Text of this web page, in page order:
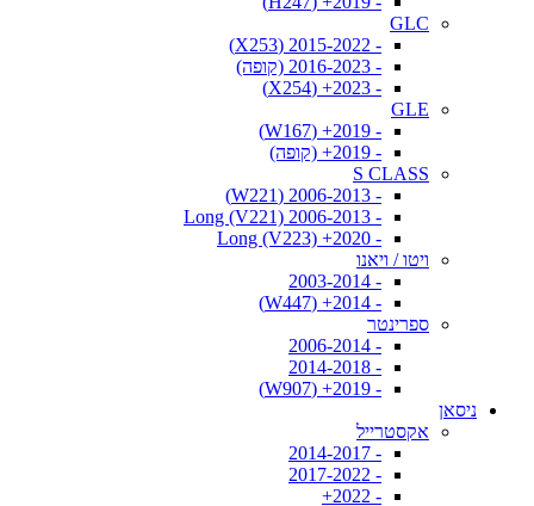
GLC
- 2015-2022 (X253)
- 2016-2023 (קופה)
- 2023+ (X254)
GLE
- 2019+ (W167)
- 2019+ (קופה)
S CLASS
- 2006-2013 (W221)
- 2006-2013 Long (V221)
- 2020+ Long (V223)
ויטו / ויאנו
- 2003-2014
- 2014+ (W447)
ספרינטר
- 2006-2014
- 2014-2018
- 2019+ (W907)
ניסאן
אקסטרייל
- 2014-2017
- 2017-2022
- 2022+